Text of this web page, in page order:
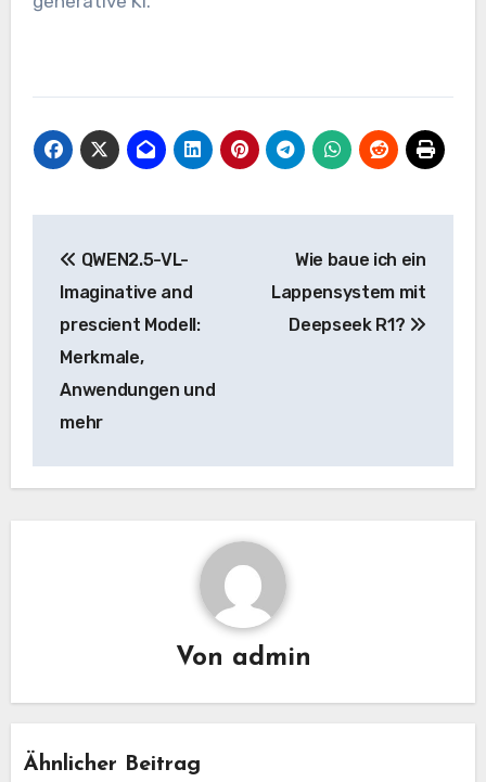
Navigation
QWEN2.5-VL-
Imaginative and
prescient Modell:
Merkmale,
Anwendungen und
mehr
Wie baue ich ein
Lappensystem mit
Deepseek R1?
Von admin
Ähnlicher Beitrag